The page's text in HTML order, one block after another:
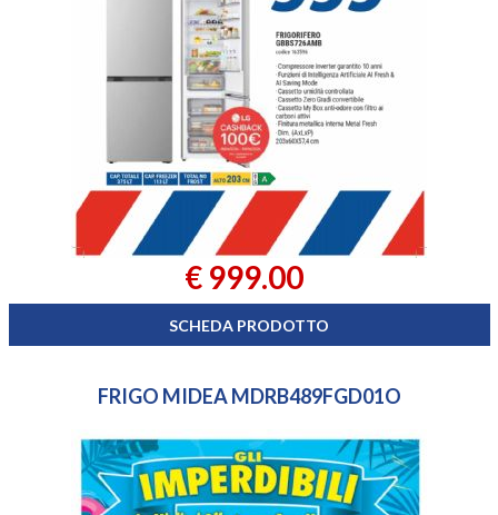
€ 999.00
SCHEDA PRODOTTO
FRIGO MIDEA MDRB489FGD01O